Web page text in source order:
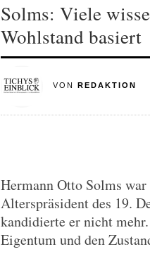
Solms: Viele
Wohlstand basiert
VON REDAKTION
Hermann Otto Solms
Alterspräsident des 19.
kandidierte er nicht
Eigentum und den